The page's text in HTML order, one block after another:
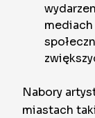
Nabory
miastach